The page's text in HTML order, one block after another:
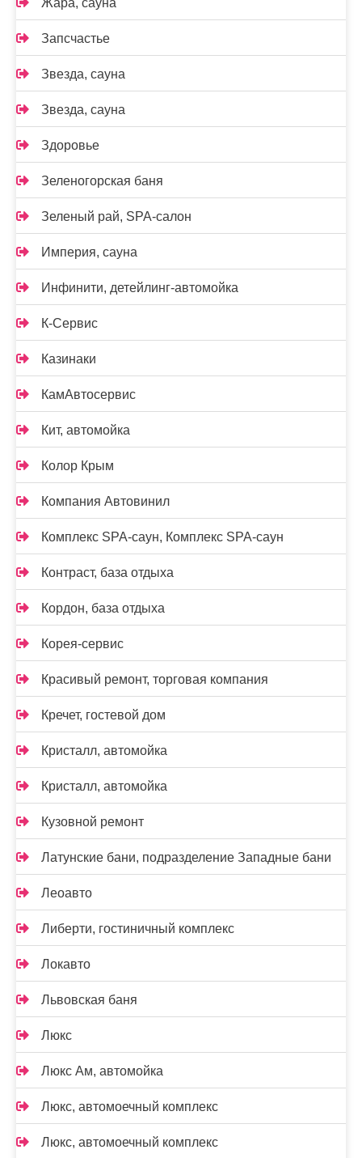
Жара, сауна
Запсчастье
Звезда, сауна
Звезда, сауна
Здоровье
Зеленогорская баня
Зеленый рай, SPA-салон
Империя, сауна
Инфинити, детейлинг-автомойка
К-Сервис
Казинаки
КамАвтосервис
Кит, автомойка
Колор Крым
Компания Автовинил
Комплекс SPA-саун, Комплекс SPA-саун
Контраст, база отдыха
Кордон, база отдыха
Корея-сервис
Красивый ремонт, торговая компания
Кречет, гостевой дом
Кристалл, автомойка
Кристалл, автомойка
Кузовной ремонт
Латунские бани, подразделение Западные бани
Леоавто
Либерти, гостиничный комплекс
Локавто
Львовская баня
Люкс
Люкс Ам, автомойка
Люкс, автомоечный комплекс
Люкс, автомоечный комплекс